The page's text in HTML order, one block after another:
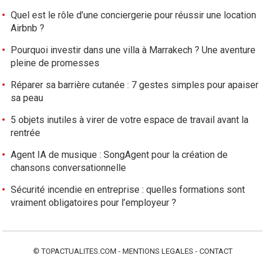
Quel est le rôle d’une conciergerie pour réussir une location
Airbnb ?
Pourquoi investir dans une villa à Marrakech ? Une aventure
pleine de promesses
Réparer sa barrière cutanée : 7 gestes simples pour apaiser
sa peau
5 objets inutiles à virer de votre espace de travail avant la
rentrée
Agent IA de musique : SongAgent pour la création de
chansons conversationnelle
Sécurité incendie en entreprise : quelles formations sont
vraiment obligatoires pour l’employeur ?
©TOPACTUALITES.COM - MENTIONS LEGALES - CONTACT